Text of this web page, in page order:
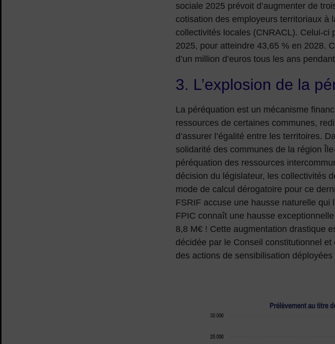
sociale 2025 prévoit d’augmenter de
cotisation des employeurs territoriaux à
collectivités locales (CNRACL). Celui-ci
2025, pour atteindre 43,65 % en 2028.
d’un million d’euros tous les ans
3. L’explosion de la
La péréquation est un mécanisme
ressources de certaines communes,
d’assurer l’égalité entre les territoires.
solidarité des communes de la région
péréquation des ressources
décision du législateur, les collectivités
mode de calcul dérogatoire pour ce
FSRIF accuse une hausse naturelle
FPIC connaît une hausse
8,8 M€ ! Cette augmentation drastique
décidée par le Conseil constitutionnel
des actions de sensibilisation